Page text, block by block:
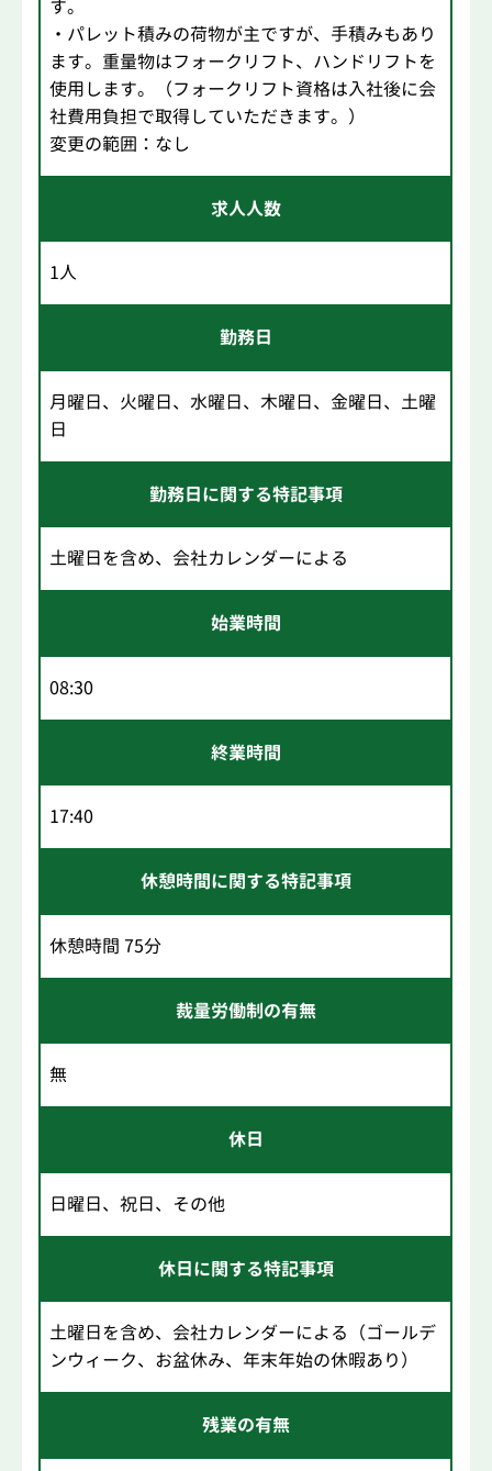
す。
・パレット積みの荷物が主ですが、手積みもあり
ます。重量物はフォークリフト、ハンドリフトを
使用します。（フォークリフト資格は入社後に会
社費用負担で取得していただきます。）
変更の範囲：なし
求人人数
1人
勤務日
月曜日、火曜日、水曜日、木曜日、金曜日、土曜
日
勤務日に関する特記事項
土曜日を含め、会社カレンダーによる
始業時間
08:30
終業時間
17:40
休憩時間に関する特記事項
休憩時間 75分
裁量労働制の有無
無
休日
日曜日、祝日、その他
休日に関する特記事項
土曜日を含め、会社カレンダーによる（ゴールデ
ンウィーク、お盆休み、年末年始の休暇あり）
残業の有無